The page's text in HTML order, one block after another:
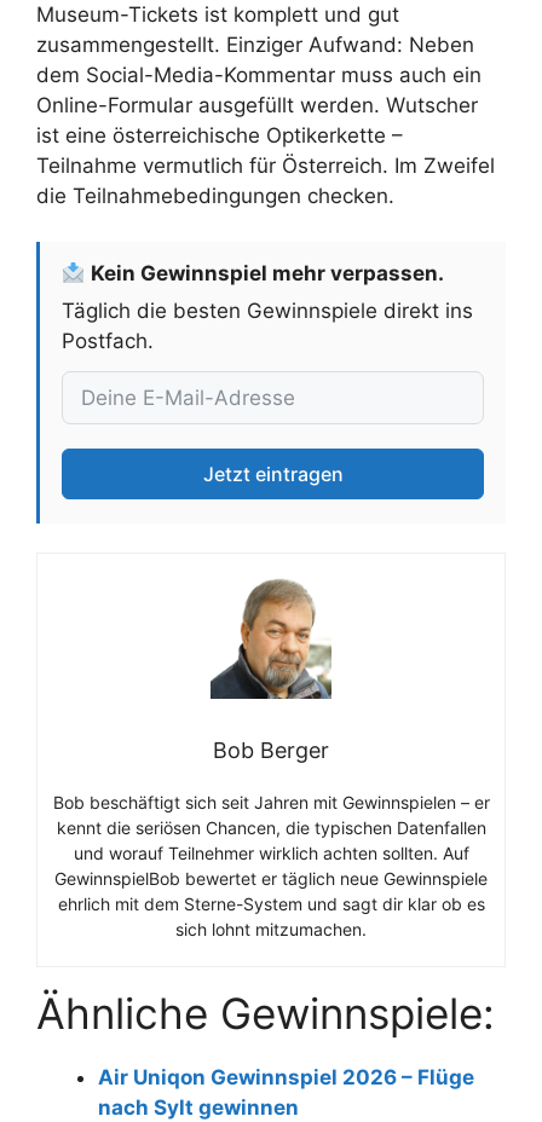
Museum-Tickets ist komplett und gut
zusammengestellt. Einziger Aufwand: Neben
dem Social-Media-Kommentar muss auch ein
Online-Formular ausgefüllt werden. Wutscher
ist eine österreichische Optikerkette –
Teilnahme vermutlich für Österreich. Im Zweifel
die Teilnahmebedingungen checken.
Kein Gewinnspiel mehr verpassen.
Täglich die besten Gewinnspiele direkt ins
Postfach.
Jetzt eintragen
Bob Berger
Bob beschäftigt sich seit Jahren mit Gewinnspielen – er
kennt die seriösen Chancen, die typischen Datenfallen
und worauf Teilnehmer wirklich achten sollten. Auf
GewinnspielBob bewertet er täglich neue Gewinnspiele
ehrlich mit dem Sterne-System und sagt dir klar ob es
sich lohnt mitzumachen.
Ähnliche Gewinnspiele:
Air Uniqon Gewinnspiel 2026 – Flüge
nach Sylt gewinnen